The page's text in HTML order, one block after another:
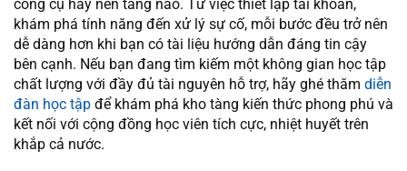
công cụ hay nền tảng nào. Từ việc thiết lập tài khoản,
khám phá tính năng đến xử lý sự cố, mỗi bước đều trở nên
dễ dàng hơn khi bạn có tài liệu hướng dẫn đáng tin cậy
bên cạnh. Nếu bạn đang tìm kiếm một không gian học tập
chất lượng với đầy đủ tài nguyên hỗ trợ, hãy ghé thăm diễn
đàn học tập để khám phá kho tàng kiến thức phong phú và
kết nối với cộng đồng học viên tích cực, nhiệt huyết trên
khắp cả nước.